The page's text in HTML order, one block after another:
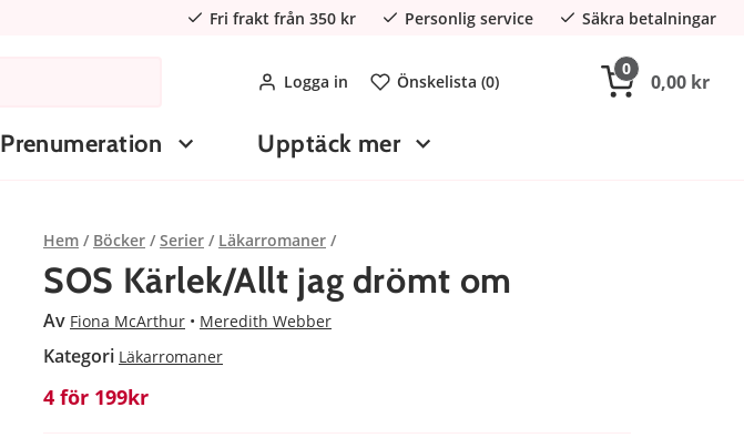
Fri frakt från 350 kr Personlig service Säkra betalningar
Logga in Önskelista (0)
0
0,00 kr
Prenumeration Upptäck mer
Hem Böcker Serier Läkarromaner
SOS Kärlek/Allt jag drömt om
Av Fiona McArthur Meredith Webber
Kategori Läkarromaner
4 för 199kr